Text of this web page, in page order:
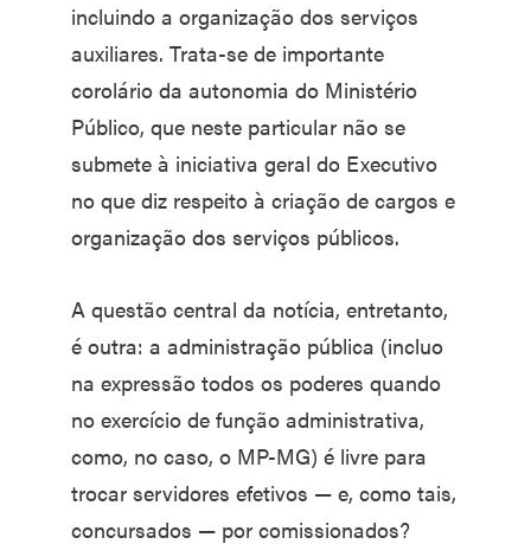
incluindo a organização dos serviços
auxiliares. Trata-se de importante
corolário da autonomia do Ministério
Público, que neste particular não se
submete à iniciativa geral do Executivo
no que diz respeito à criação de cargos e
organização dos serviços públicos.
A questão central da notícia, entretanto,
é outra: a administração pública (incluo
na expressão todos os poderes quando
no exercício de função administrativa,
como, no caso, o MP-MG) é livre para
trocar servidores efetivos — e, como tais,
concursados — por comissionados?